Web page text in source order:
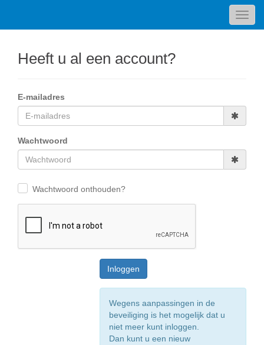
Heeft u al een account?
E-mailadres
Wachtwoord
Wachtwoord onthouden?
Wegens aanpassingen in de
beveiliging is het mogelijk dat u
niet meer kunt inloggen.
Dan kunt u een nieuw